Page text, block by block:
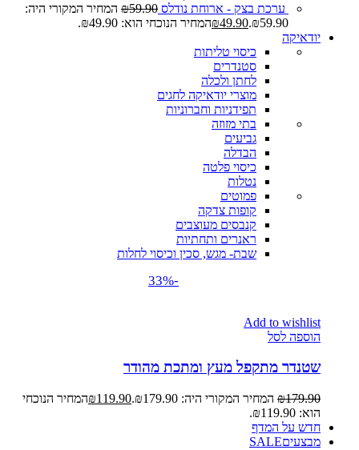
ערכת בצק - ארוחת נודלס
₪59.90
המחיר המקורי היה:
₪59.90.
₪49.90
המחיר הנוכחי הוא: ₪49.90.
יודאיקה
כיסוי טליתות
סטנדרים
לחתן ולכלה
מוצרי יודאיקה לחגים
תפידניות וחברוניות
בתי מזוזה
גביעים
הבדלה
כיסוי פלטה
נטלות
פמוטים
קופות צדקה
קנבסים מעוצבים
ראנרים ותחתיות
שבת- מגש, סכין וכיסוי לחלות
-33%
Add to wishlist
הוספה לסל
שטנדר מתקפל מעץ ומתכת מהודר
₪179.90 המחיר המקורי היה: ₪179.90. ₪119.90
המחיר הנוכחי
הוא: ₪119.90.
חדש על המדף
מבצעיםSALE